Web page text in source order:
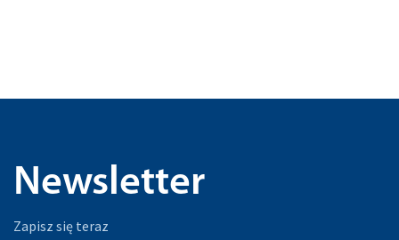
Newsletter
Zapisz się teraz